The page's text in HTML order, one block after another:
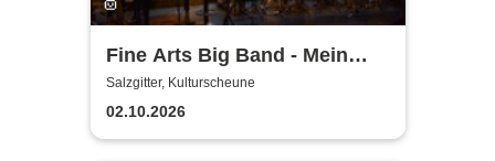
Fine Arts Big Band - Mein
amerikanischer Traum - True
Stories
Salzgitter, Kulturscheune
02.10.2026